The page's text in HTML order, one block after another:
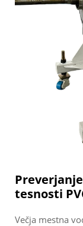
tesnosti
Večja mestna